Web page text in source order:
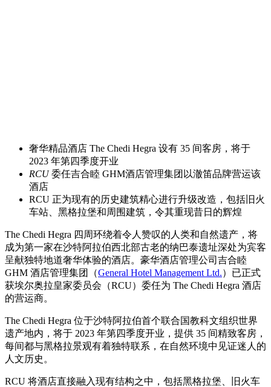
奢华精品酒店 The Chedi Hegra 设有 35 间客房，将于
2023 年第四季度开业
RCU委任吉合睦 GHM酒店管理集团以澈笛品牌营运该
酒店
RCU 正为现有的历史建筑精心进行升级改造，包括旧火
车站、黑格拉堡和周围建筑，令其重现昔日的辉煌
The Chedi Hegra 四周环绕着令人赞叹的人类和自然遗产，将
成为第一家在沙特阿拉伯西北部古老的纳巴泰遗址深处为宾客
呈献独特地道奢华体验的酒店。豪华酒店管理公司吉合睦
GHM 酒店管理集团（General Hotel Management Ltd.）已正式
获埃尔奥拉皇家委员会（RCU）委任为 The Chedi Hegra 酒店
的营运商。
The Chedi Hegra 位于沙特阿拉伯首个联合国教科文组织世界
遗产地内，将于 2023 年第四季度开业，提供 35 间精致客房，
每间都与黑格拉景观有着独特联系，在自然环境中见证迷人的
人文历史。
RCU 将酒店直接融入现有结构之中，包括黑格拉堡、旧火车